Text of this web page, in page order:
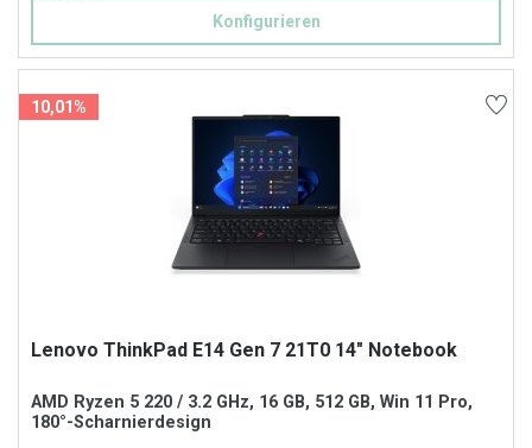
Konfigurieren
10,01%
Lenovo ThinkPad E14 Gen 7 21T0 14" Notebook
AMD Ryzen 5 220 / 3.2 GHz, 16 GB, 512 GB, Win 11 Pro,
180°-Scharnierdesign